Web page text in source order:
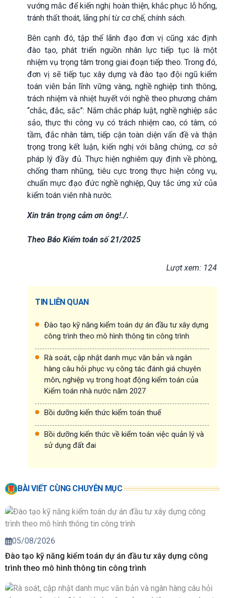
vướng mắc để kiến nghị hoàn thiện, khắc phục lỗ hổng,
tránh thất thoát, lãng phí từ cơ chế, chính sách.
Bên cạnh đó, tập thể lãnh đạo đơn vị cũng xác định
đào tạo, phát triển nguồn nhân lực tiếp tục là một
nhiệm vụ trọng tâm trong giai đoạn tiếp theo. Trong đó,
đơn vị sẽ tiếp tục xây dựng và đào tạo đội ngũ kiểm
toán viên bản lĩnh vững vàng, nghề nghiệp tinh thông,
trách nhiệm và nhiệt huyết với nghề theo phương châm
“chắc, đắc, sắc”: Nắm chắc pháp luật, nghề nghiệp sắc
sảo, thực thi công vụ có trách nhiệm cao, có tâm, có
tầm, đắc nhân tâm, tiếp cận toàn diện vấn đề và thận
trọng trong kết luận, kiến nghị với bằng chứng, cơ sở
pháp lý đầy đủ. Thực hiện nghiêm quy định về phòng,
chống tham nhũng, tiêu cực trong thực hiện công vụ,
chuẩn mực đạo đức nghề nghiệp, Quy tắc ứng xử của
kiểm toán viên nhà nước.
Xin trân trọng cảm ơn ông!./.
Theo Báo Kiểm toán số 21/2025
Lượt xem: 124
TIN LIÊN QUAN
Đào tạo kỹ năng kiểm toán dự án đầu tư xây dựng
công trình theo mô hình thông tin công trình
Rà soát, cập nhật danh mục văn bản và ngân
hàng câu hỏi phục vụ công tác đánh giá chuyên
môn, nghiệp vụ trong hoạt động kiểm toán của
Kiểm toán nhà nước năm 2027
Bồi dưỡng kiến thức kiểm toán thuế
Bồi dưỡng kiến thức về kiểm toán việc quản lý và
sử dụng đất đai
BÀI VIẾT CÙNG CHUYÊN MỤC
05/08/2026
Đào tạo kỹ năng kiểm toán dự án đầu tư xây dựng công
trình theo mô hình thông tin công trình